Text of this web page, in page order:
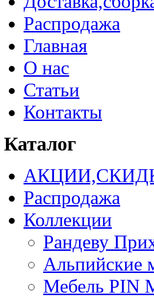
Распродажа
Главная
О нас
Статьи
Контакты
Каталог
Распродажа
Коллекции
Рандеву
Альпийские
Мебель PIN